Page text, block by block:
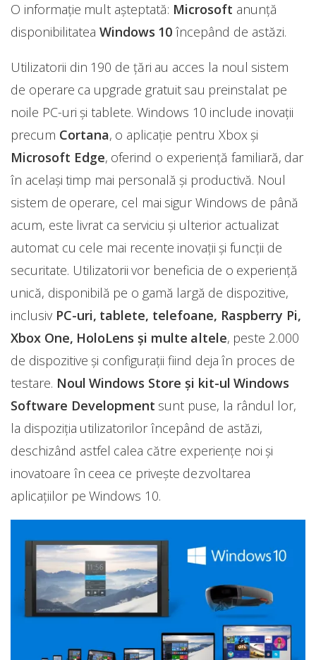
O informație mult așteptată: Microsoft anunță
disponibilitatea Windows 10 începând de astăzi.
Utilizatorii din 190 de țări au acces la noul sistem
de operare ca upgrade gratuit sau preinstalat pe
noile PC-uri şi tablete. Windows 10 include inovații
precum Cortana, o aplicație pentru Xbox şi
Microsoft Edge, oferind o experiență familiară, dar
în același timp mai personală şi productivă. Noul
sistem de operare, cel mai sigur Windows de până
acum, este livrat ca serviciu şi ulterior actualizat
automat cu cele mai recente inovații şi funcții de
securitate. Utilizatorii vor beneficia de o experiență
unică, disponibilă pe o gamă largă de dispozitive,
inclusiv PC-uri, tablete, telefoane, Raspberry Pi,
Xbox One, HoloLens şi multe altele, peste 2.000
de dispozitive și configurații fiind deja în proces de
testare. Noul Windows Store şi kit-ul Windows
Software Development sunt puse, la rândul lor,
la dispoziția utilizatorilor începând de astăzi,
deschizând astfel calea către experiențe noi şi
inovatoare în ceea ce privește dezvoltarea
aplicațiilor pe Windows 10.